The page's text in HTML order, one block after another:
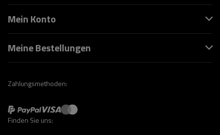
Mein Konto
Meine Bestellungen
Zahlungsmethoden:
Finden Sie uns: